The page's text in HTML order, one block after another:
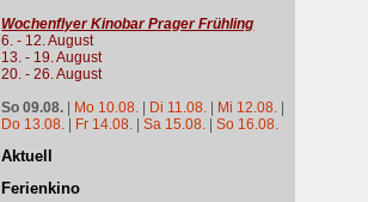
Wochenflyer Kinobar Prager Frühling
6. - 12. August
13. - 19. August
20. - 26. August
So 09.08. | Mo 10.08. | Di 11.08. | Mi 12.08. |
Do 13.08. | Fr 14.08. |Sa 15.08. |So 16.08.
Aktuell
Ferienkino